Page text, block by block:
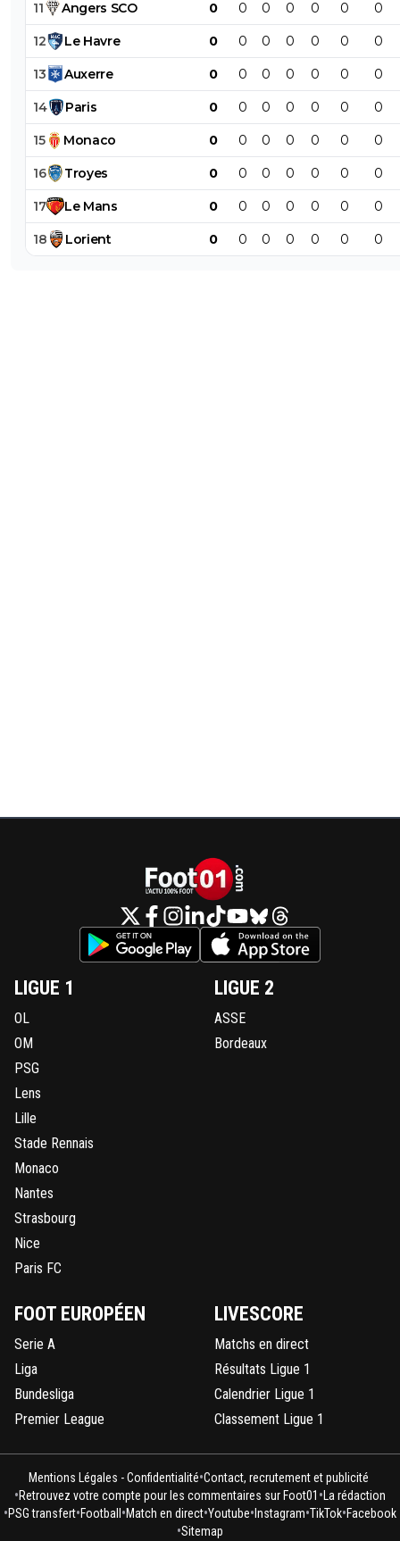
11 Angers SCO 0 0 0 0 0 0 0
12 Le Havre 0 0 0 0 0 0 0
13 Auxerre 0 0 0 0 0 0 0
14 Paris 0 0 0 0 0 0 0
15 Monaco 0 0 0 0 0 0 0
16 Troyes 0 0 0 0 0 0 0
17 Le Mans 0 0 0 0 0 0 0
18 Lorient 0 0 0 0 0 0 0
LIGUE 1
OL
OM
PSG
Lens
Lille
Stade Rennais
Monaco
Nantes
Strasbourg
Nice
Paris FC
LIGUE 2
ASSE
Bordeaux
FOOT EUROPÉEN
Serie A
Liga
Bundesliga
Premier League
LIVESCORE
Matchs en direct
Résultats Ligue 1
Calendrier Ligue 1
Classement Ligue 1
Mentions Légales - Confidentialité•Contact, recrutement et publicité
•Retrouvez votre compte pour les commentaires sur Foot01 • La rédaction
•PSG transfert•Football •Match en direct•Youtube• Instagram•TikTok•Facebook
•Sitemap